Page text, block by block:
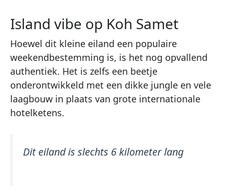
Island vibe op Koh Samet
Hoewel dit kleine eiland een populaire
weekendbestemming is, is het nog opvallend
authentiek. Het is zelfs een beetje
onderontwikkeld met een dikke jungle en vele
laagbouw in plaats van grote internationale
hotelketens.
Dit eiland is slechts 6 kilometer lang